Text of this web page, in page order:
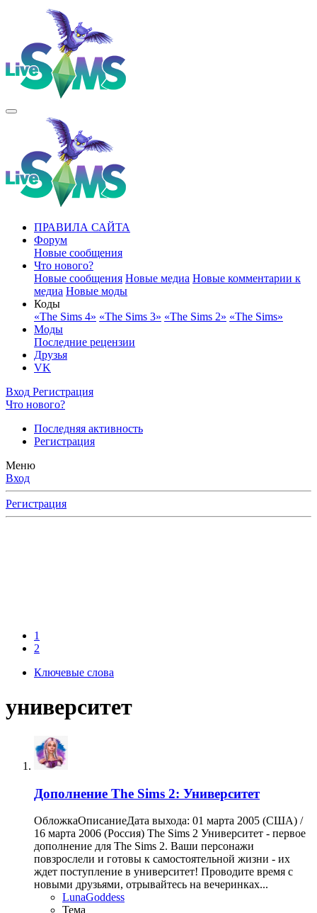
ПРАВИЛА САЙТА
Форум
Новые сообщения
Что нового?
Новые сообщения Новые медиа Новые комментарии к
медиа Новые моды
Коды
«The Sims 4» «The Sims 3» «The Sims 2» «The Sims»
Моды
Последние рецензии
Друзья
VK
Вход Регистрация
Что нового?
Последняя активность
Регистрация
Меню
Вход
Регистрация
1
2
Ключевые слова
университет
Дополнение The Sims 2: Университет
ОбложкаОписаниеДата выхода: 01 марта 2005 (США) /
16 марта 2006 (Россия) The Sims 2 Университет - первое
дополнение для The Sims 2. Ваши персонажи
повзрослели и готовы к самостоятельной жизни - их
ждет поступление в университет! Проводите время с
новыми друзьями, отрывайтесь на вечеринках...
LunaGoddess
Тема